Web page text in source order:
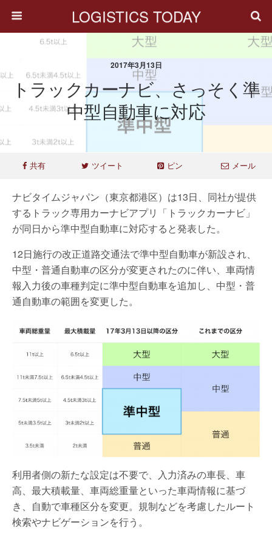
LOGISTICS TODAY
2017年3月13日
トラックカーナビ、さっそく準
中型自動車に対応
共有 ツイート ピン メール
ナビタイムジャパン（東京都港区）は13日、同社が提供
するトラック専用カーナビアプリ「トラックカーナビ」
が同日から準中型自動車に対応すると発表した。
12日施行の改正道路交通法で準中型自動車が新設され、
中型・普通自動車の区分が変更されたのに伴い、車両情
報入力後の車種判定に準中型自動車を追加し、中型・普
通自動車の範囲を変更した。
利用者側の新たな設定は不要で、入力済みの車長、車
高、最大積載量、車両総重量といった車両情報に基づ
き、自動で車種区分を変更。規制などを考慮したルート
検索やナビゲーションを行う。